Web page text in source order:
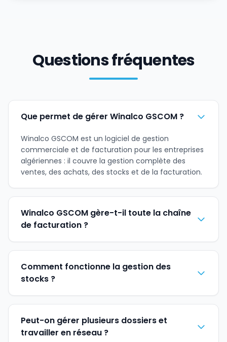
Questions fréquentes
Que permet de gérer Winalco GSCOM ?
Winalco GSCOM est un logiciel de gestion
commerciale et de facturation pour les entreprises
algériennes : il couvre la gestion complète des
ventes, des achats, des stocks et de la facturation.
Winalco GSCOM gère-t-il toute la chaîne
de facturation ?
Comment fonctionne la gestion des
stocks ?
Peut-on gérer plusieurs dossiers et
travailler en réseau ?